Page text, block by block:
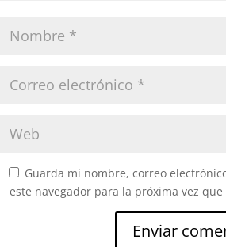
Guarda mi nombre, correo
este navegador para la próxima vez que